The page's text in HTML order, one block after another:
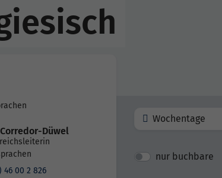
Düwel
46 00 2 826
Wochentage
nur buchbare